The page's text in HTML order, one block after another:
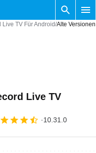
TV Für Android Alte Versionen
Live TV
10.31.0